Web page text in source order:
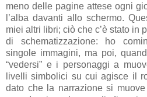
meno delle pagine attese ogni
l’alba davanti allo schermo.
miei altri libri; ciò che c’è stato in
di schematizzazione: ho
singole immagini, ma poi,
“vedersi” e i personaggi a
livelli simbolici su cui agisce il
dato che la narrazione si